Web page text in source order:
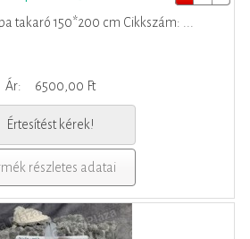
takaró 150*200 cm Cikkszám: ...
Ár: 6500,00 Ft
Értesítést kérek!
részletes adatai